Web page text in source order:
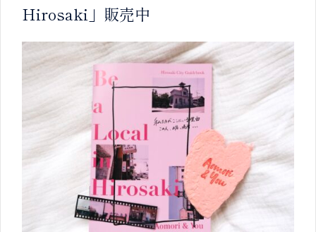
Hirosaki」販売中